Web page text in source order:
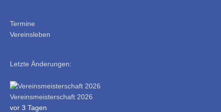
Termine
Vereinsleben
Letzte Änderungen:
Vereinsmeisterschaft 2026
vor 3 Tagen